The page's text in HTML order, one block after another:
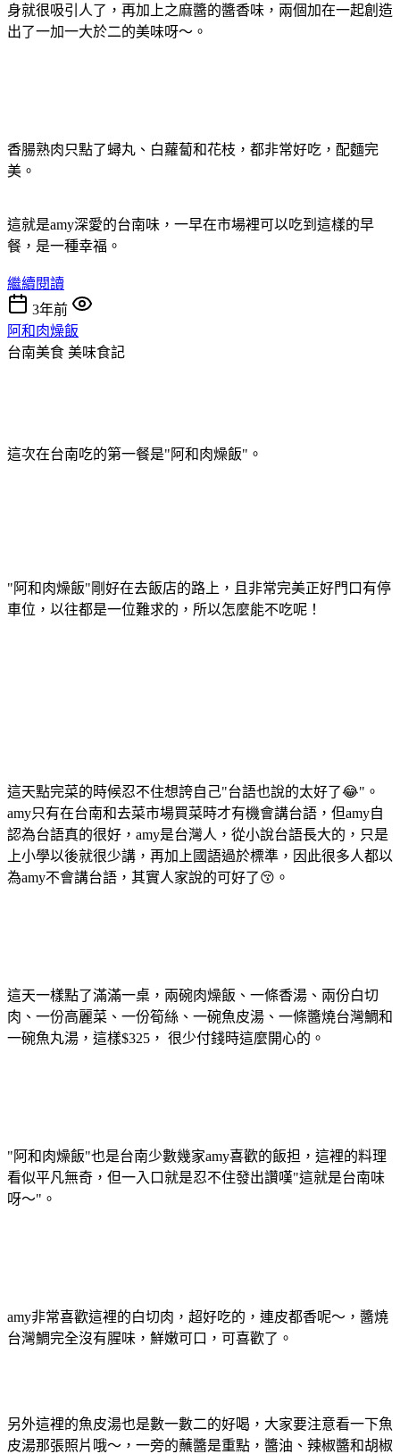
身就很吸引人了，再加上之麻醬的醬香味，兩個加在一起創造
出了一加一大於二的美味呀～。
香腸熟肉只點了蟳丸、白蘿蔔和花枝，都非常好吃，配麵完
美。
這就是amy深愛的台南味，一早在市場裡可以吃到這樣的早
餐，是一種幸福。
繼續閱讀
3年前
阿和肉燥飯
台南美食 美味食記
這次在台南吃的第一餐是"阿和肉燥飯"。
"阿和肉燥飯"剛好在去飯店的路上，且非常完美正好門口有停
車位，以往都是一位難求的，所以怎麼能不吃呢！
這天點完菜的時候忍不住想誇自己"台語也說的太好了😂"。
amy只有在台南和去菜市場買菜時才有機會講台語，但amy自
認為台語真的很好，amy是台灣人，從小說台語長大的，只是
上小學以後就很少講，再加上國語過於標準，因此很多人都以
為amy不會講台語，其實人家說的可好了😚。
這天一樣點了滿滿一桌，兩碗肉燥飯、一條香湯、兩份白切
肉、一份高麗菜、一份筍絲、一碗魚皮湯、一條醬燒台灣鯛和
一碗魚丸湯，這樣$325， 很少付錢時這麼開心的。
"阿和肉燥飯"也是台南少數幾家amy喜歡的飯担，這裡的料理
看似平凡無奇，但一入口就是忍不住發出讚嘆"這就是台南味
呀～"。
amy非常喜歡這裡的白切肉，超好吃的，連皮都香呢～，醬燒
台灣鯛完全沒有腥味，鮮嫩可口，可喜歡了。
另外這裡的魚皮湯也是數一數二的好喝，大家要注意看一下魚
皮湯那張照片哦～，一旁的蘸醬是重點，醬油、辣椒醬和胡椒